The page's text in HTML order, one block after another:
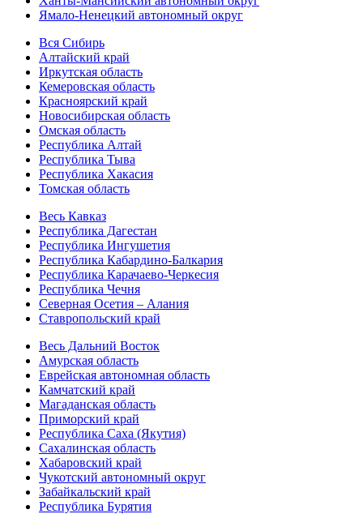
Ямало-Ненецкий автономный округ
Вся Сибирь
Алтайский край
Иркутская область
Кемеровская область
Красноярский край
Новосибирская область
Омская область
Республика Алтай
Республика Тыва
Республика Хакасия
Томская область
Весь Кавказ
Республика Дагестан
Республика Ингушетия
Республика Кабардино-Балкария
Республика Карачаево-Черкесия
Республика Чечня
Северная Осетия – Алания
Ставропольский край
Весь Дальний Восток
Амурская область
Еврейская автономная область
Камчатский край
Магаданская область
Приморский край
Республика Саха (Якутия)
Сахалинская область
Хабаровский край
Чукотский автономный округ
Забайкальский край
Республика Бурятия